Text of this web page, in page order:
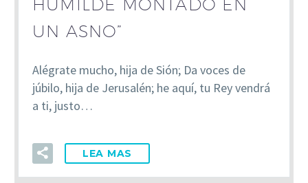
HUMILDE MONTADO EN
UN ASNO”
Alégrate mucho, hija de Sión; Da voces de
júbilo, hija de Jerusalén; he aquí, tu Rey vendrá
a ti, justo…
LEA MAS